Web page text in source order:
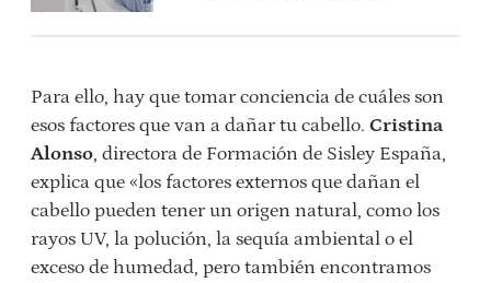
Para ello, hay que tomar conciencia de cuáles son
esos factores que van a dañar tu cabello. Cristina
Alonso, directora de Formación de Sisley España,
explica que «los factores externos que dañan el
cabello pueden tener un origen natural, como los
rayos UV, la polución, la sequía ambiental o el
exceso de humedad, pero también encontramos